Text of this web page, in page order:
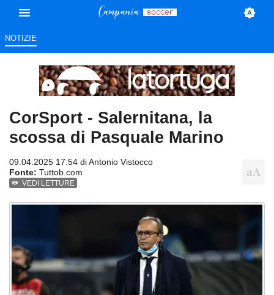
NOTIZIE
CorSport - Salernitana, la
scossa di Pasquale Marino
09.04.2025 17:54 diAntonio Vistocco
Fonte: Tuttob.com
VEDI LETTURE